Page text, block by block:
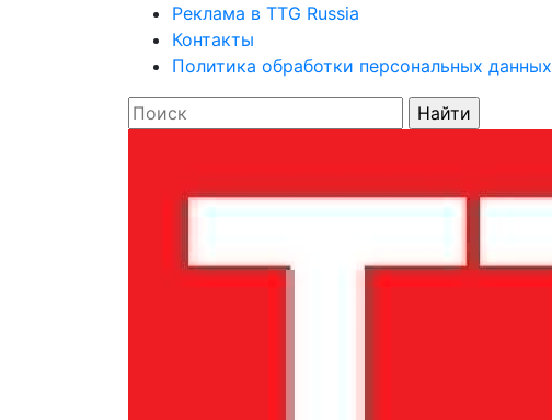
Реклама в TTG Russia
Контакты
Политика обработки персональных данных